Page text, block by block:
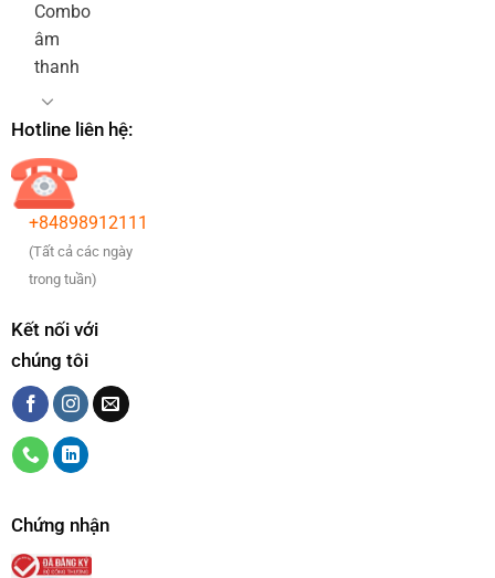
Combo
âm
thanh
Hotline liên hệ:
+84898912111
(Tất cả các ngày
trong tuần)
Kết nối với
chúng tôi
Chứng nhận